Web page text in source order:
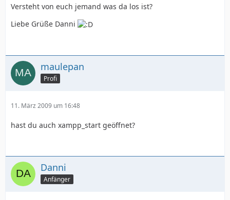
Versteht von euch jemand was da los ist?
Liebe Grüße Danni
maulepan
Profi
11. März 2009 um 16:48
hast du auch xampp_start geöffnet?
Danni
Anfänger